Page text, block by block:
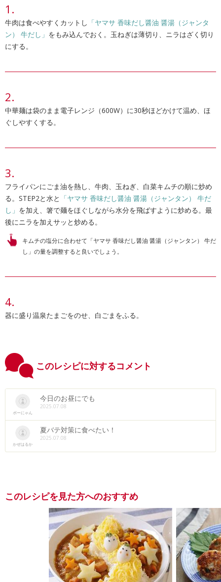
牛肉は食べやすくカットし 「ヤマサ 香味だし醤油 醤湯（ジャンタ
ン） 牛だし」 をもみ込んでおく。玉ねぎは薄切り、ニラはざく切り
にする。
中華麺は袋のまま電子レンジ（600W）に30秒ほどかけて温め、ほ
ぐしやすくする。
フライパンにごま油を熱し、牛肉、玉ねぎ、白菜キムチの順に炒め
る。STEP2と水と 「ヤマサ 香味だし醤油 醤湯（ジャンタン） 牛だ
し」 を加え、箸で麺をほぐしながら水分を飛ばすように炒める。最
後にニラを加えサッと炒める。
キムチの塩分に合わせて「ヤマサ 香味だし醤油 醤湯（ジャンタン） 牛だ
し」の量を調整すると良いでしょう。
器に盛り温泉たまごをのせ、白ごまをふる。
このレシピに対するコメント
ボーにゃん
今日のお昼にでも
2025.07.08
かぜはるか
夏バテ対策に食べたい！
2025.07.08
このレシピを見た方へのおすすめ